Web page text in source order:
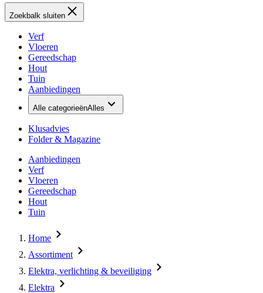
Zoekbalk sluiten
Verf
Vloeren
Gereedschap
Hout
Tuin
Aanbiedingen
Alle categorieënAlles
Klusadvies
Folder & Magazine
Aanbiedingen
Verf
Vloeren
Gereedschap
Hout
Tuin
Home
Assortiment
Elektra, verlichting & beveiliging
Elektra